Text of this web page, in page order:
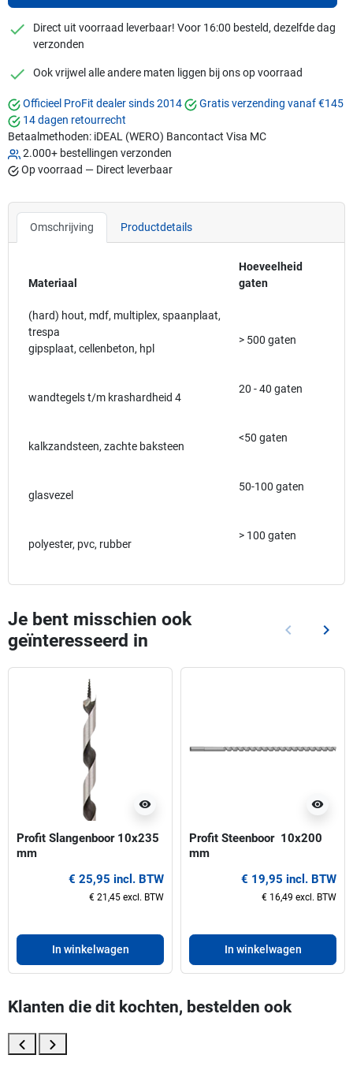
checkmark
Direct uit voorraad leverbaar! Voor 16:00 besteld, dezelfde dag
verzonden
checkmark
Ook vrijwel alle andere maten liggen bij ons op voorraad
Officieel ProFit dealer sinds 2014
Gratis verzending vanaf €145
14 dagen retourrecht
Betaalmethoden: iDEAL (WERO) Bancontact Visa MC
2.000+ bestellingen verzonden
Op voorraad — Direct leverbaar
Omschrijving Productdetails
Materiaal
Hoeveelheid
gaten
(hard) hout, mdf, multiplex, spaanplaat,
trespa
gipsplaat, cellenbeton, hpl
> 500 gaten
wandtegels t/m krashardheid 4
20 - 40 gaten
kalkzandsteen, zachte baksteen
<50 gaten
glasvezel
50-100 gaten
polyester, pvc, rubber
> 100 gaten
Je bent misschien ook
geïnteresseerd in
Vorige
keyboard_arrow_left keyboard_arrow_right
visibility
Profit Slangenboor 10x235
mm
€ 25,95 incl. BTW
€ 21,45 excl. BTW
In winkelwagen
visibility
Profit Steenboor  10x200
mm
€ 19,95 incl. BTW
€ 16,49 excl. BTW
In winkelwagen
Klanten die dit kochten, bestelden ook